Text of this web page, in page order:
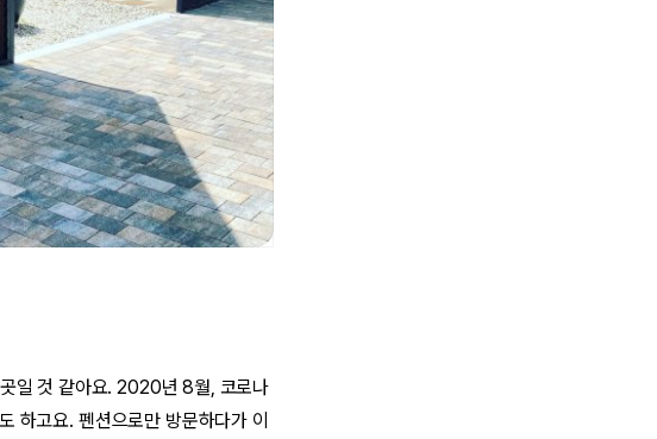
일 것 같아요. 2020년 8월, 코로나
하고요. 펜션으로만 방문하다가 이